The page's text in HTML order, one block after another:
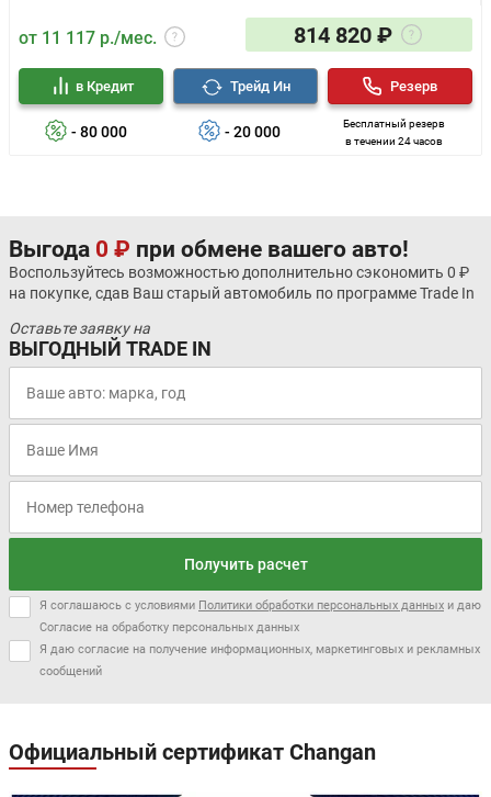
от 11 117 р./мес. 814 820 ₽
- 80 000
в Кредит
- 20 000
Трейд Ин
Бесплатный резерв
в течении 24 часов
Резерв
Выгода 0 ₽ при обмене вашего авто!
Воспользуйтесь возможностью дополнительно сэкономить 0 ₽
на покупке, сдав Ваш старый автомобиль по программе Trade In
Оставьте заявку на
ВЫГОДНЫЙ TRADE IN
Получить расчет
Я соглашаюсь с условиями Политики обработки персональных данных и даю
Согласие на обработку персональных данных
Я даю согласие на получение информационных, маркетинговых и рекламных
сообщений
Официальный сертификат Changan